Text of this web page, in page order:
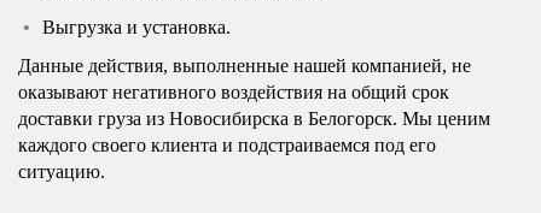
Выгрузка и установка.
Данные действия, выполненные нашей компанией, не
оказывают негативного воздействия на общий срок
доставки груза из Новосибирска в Белогорск. Мы ценим
каждого своего клиента и подстраиваемся под его
ситуацию.